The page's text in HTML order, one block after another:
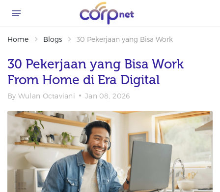
Home Blogs 30 Pekerjaan yang Bisa Work From Home
30 Pekerjaan yang Bisa Work
From Home di Era Digital
By Wulan Octaviani Jan 08, 2026